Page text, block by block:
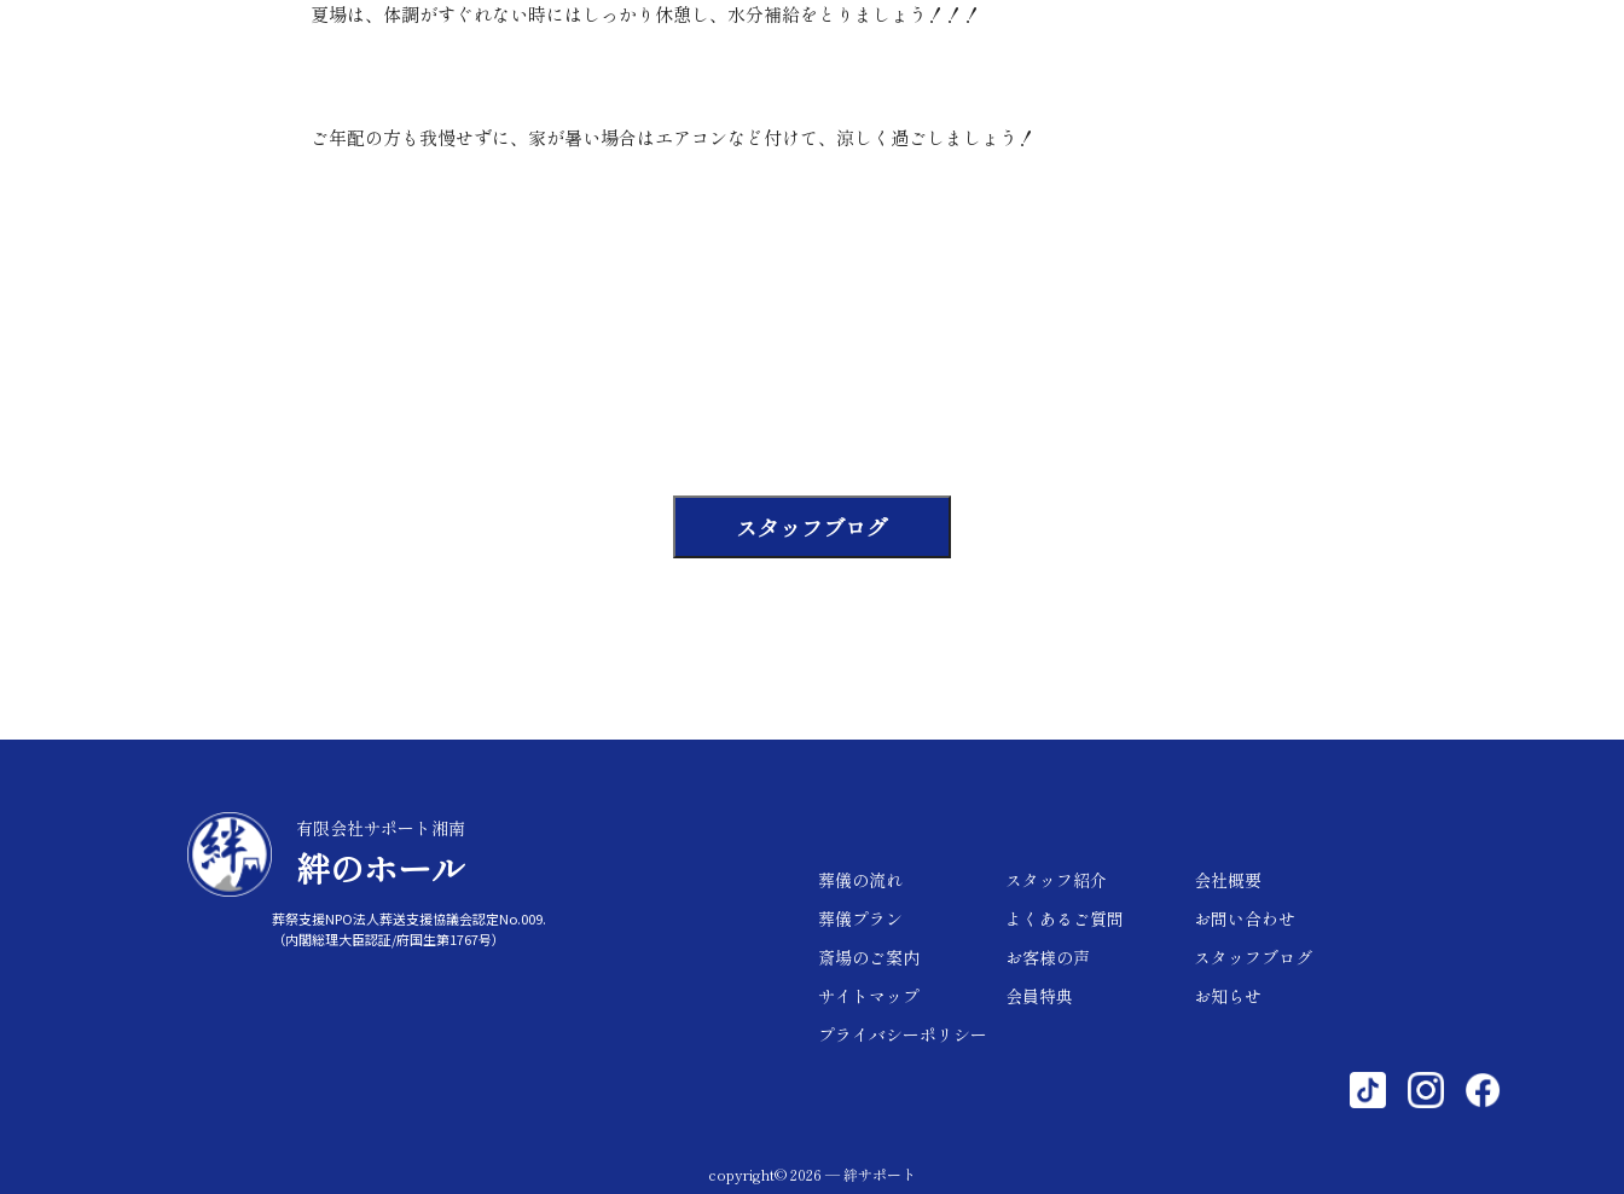
夏場は、体調がすぐれない時にはしっかり休憩し、水分補給をとりましょう！！！
ご年配の方も我慢せずに、家が暑い場合はエアコンなど付けて、涼しく過ごしましょう！
スタッフブログ
有限会社サポート湘南
絆のホール
葬祭支援NPO法人葬送支援協議会認定No.009.
（内閣総理大臣認証/府国生第1767号）
葬儀の流れ スタッフ紹介
会社概要
葬儀プラン
よくあるご質問
お問い合わせ
斎場のご案内
お客様の声
スタッフブログ
サイトマップ
会員特典
お知らせ
プライバシーポリシー
copyright© 2026 — 絆サポート